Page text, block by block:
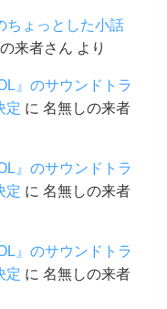
ちょっとした小話
来者さん より
』のサウンドトラ
定 に 名無しの来者
』のサウンドトラ
定 に 名無しの来者
』のサウンドトラ
定 に 名無しの来者